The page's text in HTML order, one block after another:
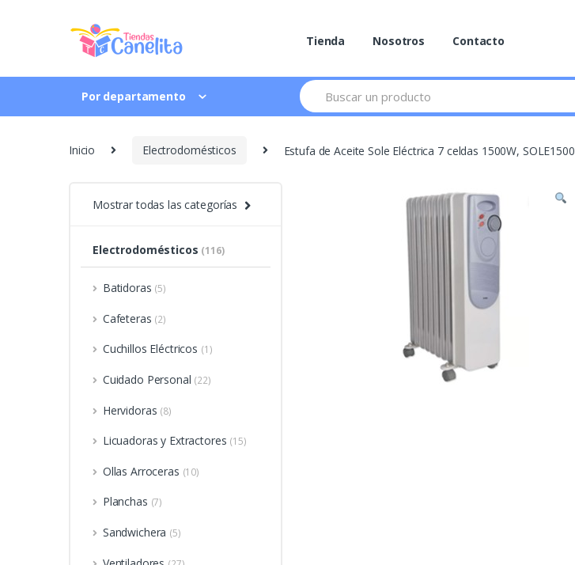
Tienda Nosotros Contacto
Por departamento
S
e
a
h
Inicio Electrodomésticos Estufa de Aceite Sole Eléctrica 7 celdas 1500W, SOLE1500
Mostrar todas las categorías
Electrodomésticos (116)
Batidoras (5)
Cafeteras (2)
Cuchillos Eléctricos (1)
Cuidado Personal (22)
Hervidoras (8)
Licuadoras y Extractores (15)
Ollas Arroceras (10)
Planchas (7)
Sandwichera (5)